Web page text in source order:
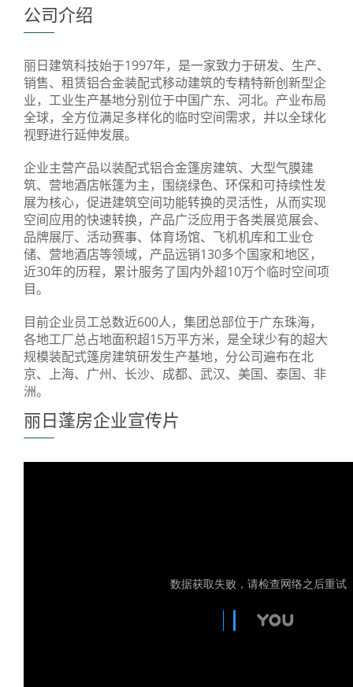
公司介绍
丽日建筑科技始于1997年，是一家致力于研发、生产、
销售、租赁铝合金装配式移动建筑的专精特新创新型企
业，工业生产基地分别位于中国广东、河北。产业布局
全球，全方位满足多样化的临时空间需求，并以全球化
视野进行延伸发展。
企业主营产品以装配式铝合金篷房建筑、大型气膜建
筑、营地酒店帐篷为主，围绕绿色、环保和可持续性发
展为核心，促进建筑空间功能转换的灵活性，从而实现
空间应用的快速转换，产品广泛应用于各类展览展会、
品牌展厅、活动赛事、体育场馆、飞机机库和工业仓
储、营地酒店等领域，产品远销130多个国家和地区，
近30年的历程，累计服务了国内外超10万个临时空间项
目。
目前企业员工总数近600人，集团总部位于广东珠海，
各地工厂总占地面积超15万平方米，是全球少有的超大
规模装配式篷房建筑研发生产基地，分公司遍布在北
京、上海、广州、长沙、成都、武汉、美国、泰国、非
洲。
丽日蓬房企业宣传片